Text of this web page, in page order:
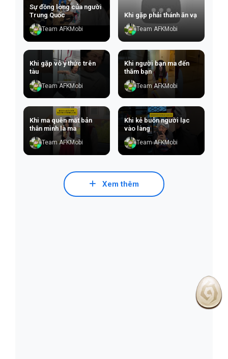
Sự đồng lòng của người
Trung Quốc
Team AFKMobi
Khi gặp phải thánh ăn vạ
Team AFKMobi
Khi gặp vô ý thức trên
tàu
Team AFKMobi
Khi người bạn ma đến
thăm bạn
Team AFKMobi
Khi ma quên mất bản
thân mình là ma
Team AFKMobi
Khi kẻ buôn người lạc
vào làng
Team AFKMobi
Xem thêm